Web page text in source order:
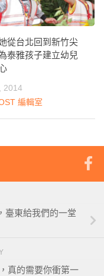
從台北回到新竹尖
泰雅孩子建立幼兒
2014
編輯室
臺東給我們的一堂
真的需要你衝第一